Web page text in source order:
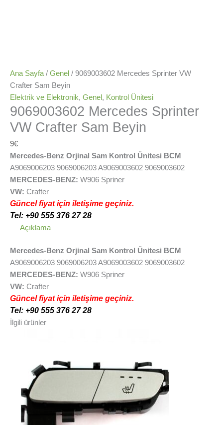
Ana Sayfa / Genel / 9069003602 Mercedes Sprinter VW
Crafter Sam Beyin
Elektrik ve Elektronik, Genel , Kontrol Ünitesi
9069003602 Mercedes Sprinter
VW Crafter Sam Beyin
9€
Mercedes-Benz Orjinal Sam Kontrol Ünitesi BCM
A9069006203 9069006203 A9069003602 9069003602
MERCEDES-BENZ: W906 Spriner
VW: Crafter
Güncel fiyat için iletişime geçiniz.
Tel: +90 555 376 27 28
Açıklama
Mercedes-Benz Orjinal Sam Kontrol Ünitesi BCM
A9069006203 9069006203 A9069003602 9069003602
MERCEDES-BENZ: W906 Spriner
VW: Crafter
Güncel fiyat için iletişime geçiniz.
Tel: +90 555 376 27 28
İlgili ürünler